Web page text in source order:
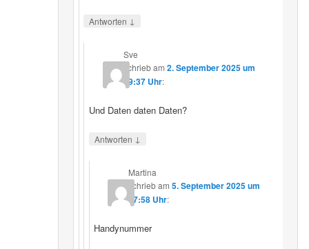
Antworten ↓
Sve
schriebam 2. September 2025 um
19:37 Uhr:
Und Daten daten Daten?
Antworten ↓
Martina
schriebam5. September 2025 um
17:58 Uhr:
Handynummer